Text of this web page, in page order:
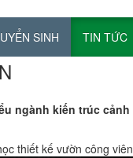
SINH TIN TỨC
ngành kiến trúc cảnh
thiết kế vườn công viên